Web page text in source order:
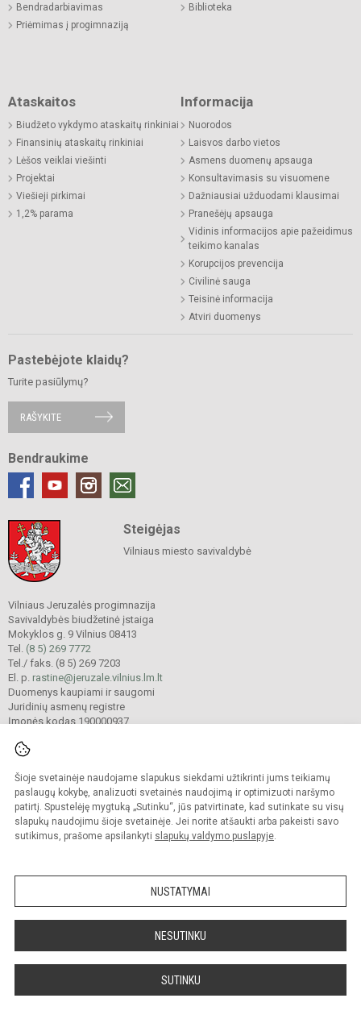
Šioje svetainėje naudojame slapukus siekdami užtikrinti jums teikiamų
paslaugų kokybę, analizuoti svetainės naudojimą ir optimizuoti naršymo
patirtį. Spustelėję mygtuką „Sutinku“, jūs patvirtinate, kad sutinkate su visų
slapukų naudojimu šioje svetainėje. Jei norite atšaukti arba pakeisti savo
sutikimus, prašome apsilankyti slapukų valdymo puslapyje.
NUSTATYMAI
NESUTINKU
SUTINKU
Bendradarbiavimas
Priėmimas į progimnaziją
Biblioteka
Ataskaitos
Biudžeto vykdymo ataskaitų rinkiniai
Finansinių ataskaitų rinkiniai
Lėšos veiklai viešinti
Projektai
Viešieji pirkimai
1,2% parama
Informacija
Nuorodos
Laisvos darbo vietos
Asmens duomenų apsauga
Konsultavimasis su visuomene
Dažniausiai užduodami klausimai
Pranešėjų apsauga
Vidinis informacijos apie pažeidimus
teikimo kanalas
Korupcijos prevencija
Civilinė sauga
Teisinė informacija
Atviri duomenys
Pastebėjote klaidų?
Turite pasiūlymų?
RAŠYKITE
Bendraukime
Steigėjas
Vilniaus miesto savivaldybė
Vilniaus Jeruzalės progimnazija
Savivaldybės biudžetinė įstaiga
Mokyklos g. 9 Vilnius 08413
Tel. (8 5) 269 7772
Tel./ faks. (8 5) 269 7203
El. p. rastine@jeruzale.vilnius.lm.lt
Duomenys kaupiami ir saugomi
Juridinių asmenų registre
Įmonės kodas 190000937
© 2024. Vilniaus Jeruzalės progimnazija. Visos teisės saugomos.
Kopijuoti turinį be raštiško gimnazijos sutikimo griežtai draudžiama.
Prieinamumo paraiška Slapukų valdymas
Sumanus būdas atnaujinti